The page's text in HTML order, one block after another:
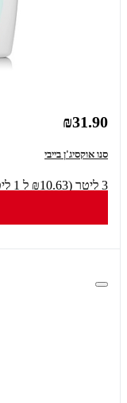
₪31.90
סנו אוקסיג'ן בייבי
3 ליטר (₪10.63 ל 1 ליטר)